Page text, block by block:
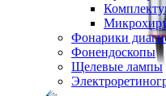
Фонарики
Фонендоскопы
Щелевые лампы